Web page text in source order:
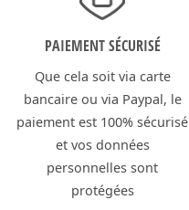
PAIEMENT SÉCURISÉ
Que cela soit via carte
bancaire ou via Paypal, le
paiement est 100% sécurisé
et vos données
personnelles sont
protégées